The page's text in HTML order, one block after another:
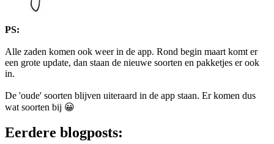
PS:
Alle zaden komen ook weer in de app. Rond begin maart komt er
een grote update, dan staan de nieuwe soorten en pakketjes er ook
in.
De 'oude' soorten blijven uiteraard in de app staan. Er komen dus
wat soorten bij 😀
Eerdere blogposts: